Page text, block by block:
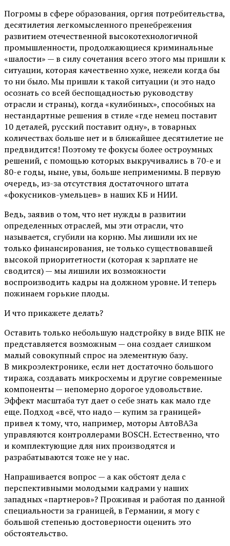
Погромы в сфере образования, оргия потребительства,
десятилетия легкомысленного пренебрежения
развитием отечественной высокотехнологичной
промышленности, продолжающиеся криминальные
«шалости» — в силу сочетания всего этого мы пришли к
ситуации, которая качественно хуже, нежели когда бы
то ни было. Мы пришли к такой ситуации (и это надо
осознать со всей беспощадностью руководству
отрасли и страны), когда «кулибиных», способных на
нестандартные решения в стиле «где немец поставит
10 деталей, русский поставит одну», в товарных
количествах больше нет и в ближайшее десятилетие не
предвидится! Поэтому те фокусы более остроумных
решений, с помощью которых выкручивались в 70-е и
80-е годы, ныне, увы, больше неприменимы. В первую
очередь, из-за отсутствия достаточного штата
«фокусников-умельцев» в наших КБ и НИИ.
Ведь, заявив о том, что нет нужды в развитии
определенных отраслей, мы эти отрасли, что
называется, сгубили на корню. Мы лишили их не
только финансирования, не только существовавшей
высокой приоритетности (которая к зарплате не
сводится) — мы лишили их возможности
воспроизводить кадры на должном уровне. И теперь
пожинаем горькие плоды.
И что прикажете делать?
Оставить только небольшую надстройку в виде ВПК не
представляется возможным — она создает слишком
малый совокупный спрос на элементную базу.
В микроэлектронике, если нет достаточно большого
тиража, создавать микросхемы и другие современные
компоненты — непомерно дорогое удовольствие.
Эффект масштаба тут дает о себе знать как мало где
еще. Подход «всё, что надо — купим за границей»
привел к тому, что, например, моторы АвтоВАЗа
управляются контроллерами BOSCH. Естественно, что
и комплектующие для них производятся и
разрабатываются тоже не у нас.
Напрашивается вопрос — а как обстоят дела с
перспективными молодыми кадрами у наших
западных «партнеров»? Проживая и работая по данной
специальности за границей, в Германии, я могу с
большой степенью достоверности оценить это
обстоятельство.